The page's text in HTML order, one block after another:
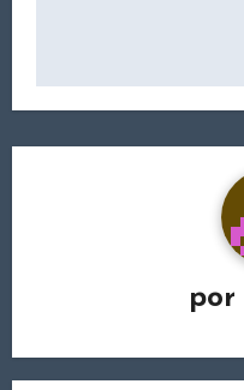
por